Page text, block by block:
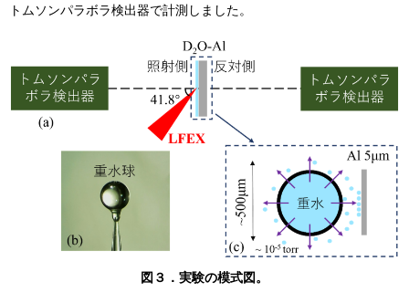
トムソンパラボラ検出器で計測しました。
​図３．実験の模式図。